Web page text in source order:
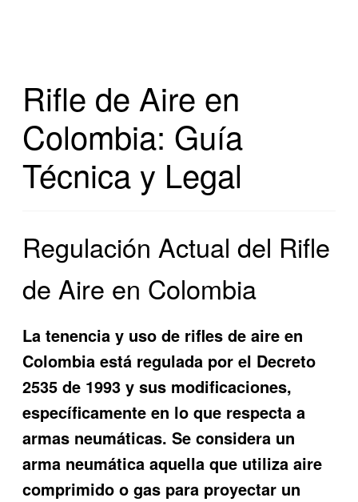
Rifle de Aire en
Colombia: Guía
Técnica y Legal
Regulación Actual del Rifle
de Aire en Colombia
La tenencia y uso de rifles de aire en
Colombia está regulada por el Decreto
2535 de 1993 y sus modificaciones,
específicamente en lo que respecta a
armas neumáticas. Se considera un
arma neumática aquella que utiliza aire
comprimido o gas para proyectar un